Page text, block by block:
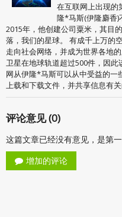
在互联网上出现的
隆*马斯(伊隆麝香)
2015年，他创建公司粟米，其目
落，我们的星球。 有成千上万的
走向社会网络，并成为世界各地
卫星在地球轨道超过500件，因
网从伊隆*马斯可以从中受益的一
上载和下载文件，并共享信息有关
评论意见 (0)
这篇文章已经没有意见，是第一
增加的评论